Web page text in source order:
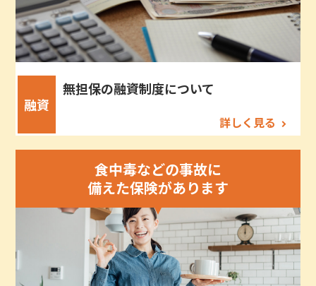
融資
無担保の融資制度について
詳しく見る
食中毒などの事故に
備えた保険があります